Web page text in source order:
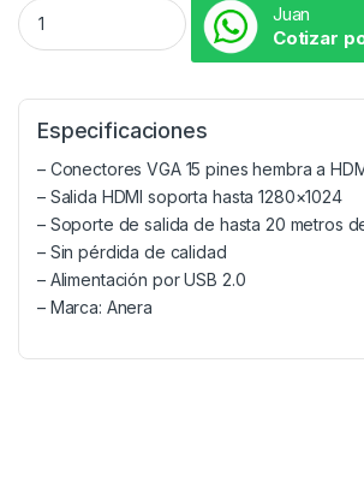
Juan
Cotizar
Especificaciones
– Conectores VGA 15 pines hembra a
– Salida HDMI soporta hasta 1280×1024
– Soporte de salida de hasta 20 metros
– Sin pérdida de calidad
– Alimentación por USB 2.0
– Marca: Anera